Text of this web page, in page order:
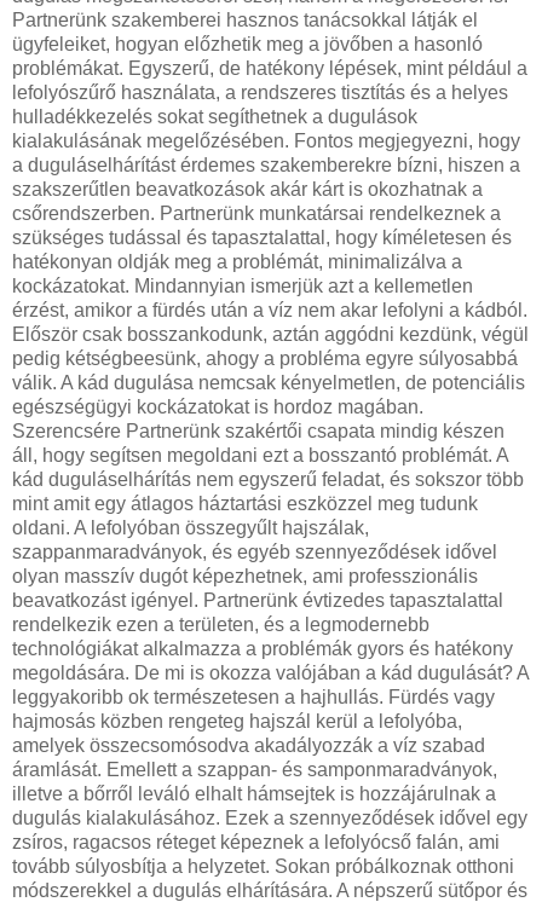
Partnerünk szakemberei hasznos tanácsokkal látják el
ügyfeleiket, hogyan előzhetik meg a jövőben a hasonló
problémákat. Egyszerű, de hatékony lépések, mint például a
lefolyószűrő használata, a rendszeres tisztítás és a helyes
hulladékkezelés sokat segíthetnek a dugulások
kialakulásának megelőzésében. Fontos megjegyezni, hogy
a duguláselhárítást érdemes szakemberekre bízni, hiszen a
szakszerűtlen beavatkozások akár kárt is okozhatnak a
csőrendszerben. Partnerünk munkatársai rendelkeznek a
szükséges tudással és tapasztalattal, hogy kíméletesen és
hatékonyan oldják meg a problémát, minimalizálva a
kockázatokat. Mindannyian ismerjük azt a kellemetlen
érzést, amikor a fürdés után a víz nem akar lefolyni a kádból.
Először csak bosszankodunk, aztán aggódni kezdünk, végül
pedig kétségbeesünk, ahogy a probléma egyre súlyosabbá
válik. A kád dugulása nemcsak kényelmetlen, de potenciális
egészségügyi kockázatokat is hordoz magában.
Szerencsére Partnerünk szakértői csapata mindig készen
áll, hogy segítsen megoldani ezt a bosszantó problémát. A
kád duguláselhárítás nem egyszerű feladat, és sokszor több
mint amit egy átlagos háztartási eszközzel meg tudunk
oldani. A lefolyóban összegyűlt hajszálak,
szappanmaradványok, és egyéb szennyeződések idővel
olyan masszív dugót képezhetnek, ami professzionális
beavatkozást igényel. Partnerünk évtizedes tapasztalattal
rendelkezik ezen a területen, és a legmodernebb
technológiákat alkalmazza a problémák gyors és hatékony
megoldására. De mi is okozza valójában a kád dugulását? A
leggyakoribb ok természetesen a hajhullás. Fürdés vagy
hajmosás közben rengeteg hajszál kerül a lefolyóba,
amelyek összecsomósodva akadályozzák a víz szabad
áramlását. Emellett a szappan- és samponmaradványok,
illetve a bőrről leváló elhalt hámsejtek is hozzájárulnak a
dugulás kialakulásához. Ezek a szennyeződések idővel egy
zsíros, ragacsos réteget képeznek a lefolyócső falán, ami
tovább súlyosbítja a helyzetet. Sokan próbálkoznak otthoni
módszerekkel a dugulás elhárítására. A népszerű sütőpor és